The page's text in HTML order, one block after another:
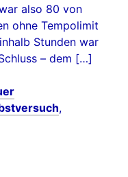
also 80 von
ohne Tempolimit
Stunden war
– dem […]
,